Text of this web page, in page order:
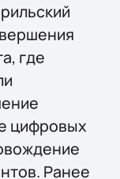
где
цифровых
Ранее